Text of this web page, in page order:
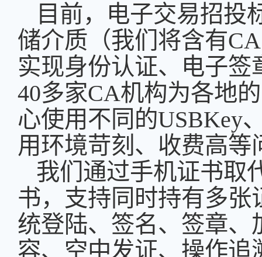
目前，电子交易招投
储介质（我们将含有
实现身份认证、电子签
40多家CA机构为各地
心使用不同的USBKey
用环境苛刻、收费高等
我们 通过手机证书取
书，支持同时持有多
统登陆、签名、签章、
容、空中发证、操作追